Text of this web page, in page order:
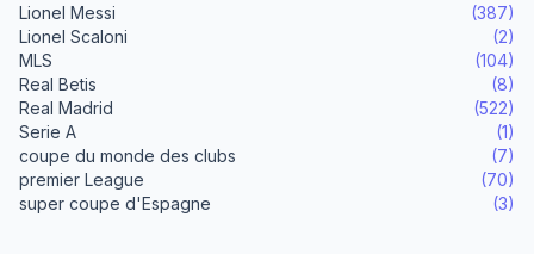
Lionel Messi
(387)
Lionel Scaloni
(2)
MLS
(104)
Real Betis
(8)
Real Madrid
(522)
Serie A
(1)
coupe du monde des clubs
(7)
premier League
(70)
super coupe d'Espagne
(3)